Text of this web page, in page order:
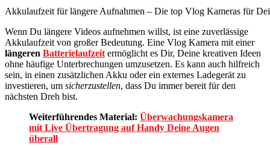
Akkulaufzeit für längere Aufnahmen – Die top Vlog Kameras für
Wenn Du längere Videos aufnehmen willst, ist eine zuverlässige
Akkulaufzeit von großer Bedeutung. Eine Vlog Kamera mit einer
längeren Batterielaufzeit ermöglicht es Dir, Deine kreativen Ideen
ohne häufige Unterbrechungen umzusetzen. Es kann auch hilfreich
sein, in einen zusätzlichen Akku oder ein externes Ladegerät zu
investieren, um sicherzustellen, dass Du immer bereit für den
nächsten Dreh bist.
Weiterführendes Material: Überwachungskamera
mit Live Übertragung auf Handy Deine Augen
überall